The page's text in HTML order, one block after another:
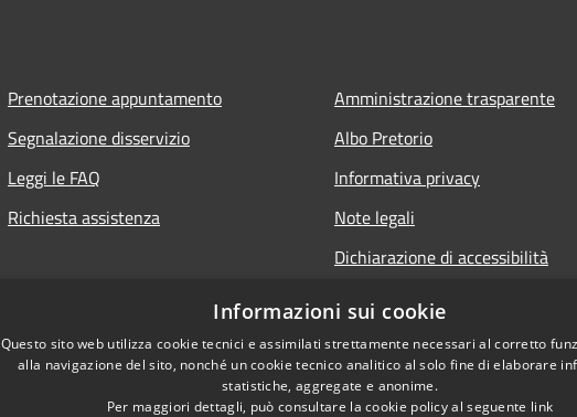
Prenotazione appuntamento
Segnalazione disservizio
Leggi le FAQ
Richiesta assistenza
Amministrazione trasparente
Albo Pretorio
Informativa privacy
Note legali
Dichiarazione di accessibilità
Informazioni sui cookie
Questo sito web utilizza cookie tecnici e assimilati strettamente necessari al corretto
alla navigazione del sito, nonché un cookie tecnico analitico al solo fine di elaborare
statistiche, aggregate e anonime.
Per maggiori dettagli, può consultare la cookie policy al seguente link